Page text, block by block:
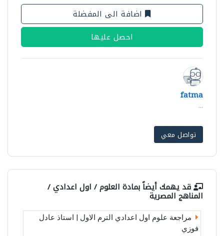
اضافة الى المفضلة
احصل عليها
fatma
...
تواصل معي
قد يهمك أيضاً بمادة العلوم / اول اعدادي /
المناهج المصرية
مراجعة علوم اول اعدادي الترم الاول | استاذ عادل
فوزي